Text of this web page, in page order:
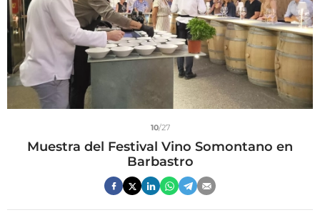
10/27
Muestra del Festival Vino Somontano en
Barbastro